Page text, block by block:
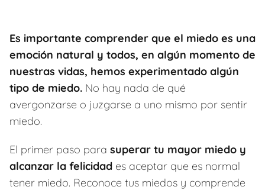
Es importante comprender que el miedo es una
emoción natural y todos, en algún momento de
nuestras vidas, hemos experimentado algún
tipo de miedo. No hay nada de qué
avergonzarse o juzgarse a uno mismo por sentir
miedo.
El primer paso para superar tu mayor miedo y
alcanzar la felicidad es aceptar que es normal
tener miedo. Reconoce tus miedos y comprende